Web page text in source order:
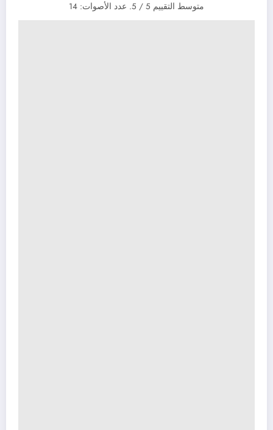
متوسط التقييم 5 / 5. عدد الأصوات: 14